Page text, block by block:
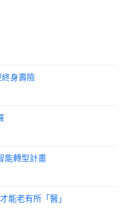
身壽險
能轉型計畫
能老有所「醫」